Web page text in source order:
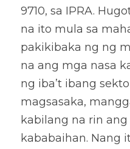
9710, sa IPRA.
na ito mula sa
pakikibaka ng ng
na ang mga nasa
ng iba’t ibang
magsasaka,
kabilang na rin
kababaihan. Nang